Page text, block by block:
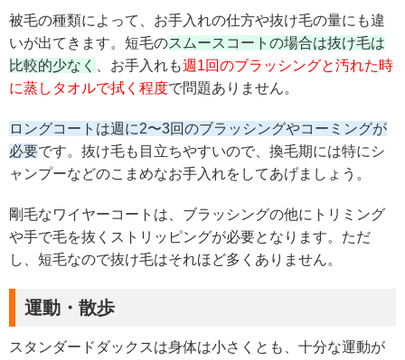
被毛の種類によって、お手入れの仕方や抜け毛の量にも違
いが出てきます。短毛のスムースコートの場合は抜け毛は
比較的少なく
、お手入れも週1回のブラッシングと汚れた時
に蒸しタオルで拭く程度で問題ありません。
ロングコートは週に2〜3回のブラッシングやコーミングが
必要です。抜け毛も目立ちやすいので、換毛期には特にシ
ャンプーなどのこまめなお手入れをしてあげましょう。
剛毛なワイヤーコートは、ブラッシングの他にトリミング
や手で毛を抜くストリッピングが必要となります。ただ
し、短毛なので抜け毛はそれほど多くありません。
運動・散歩
スタンダードダックスは身体は小さくとも、十分な運動が